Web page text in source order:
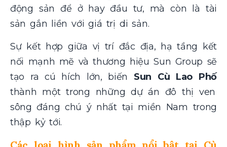
động sản để ở hay đầu tư, mà còn là tài
sản gắn liền với giá trị di sản.
Sự kết hợp giữa vị trí đắc địa, hạ tầng kết
nối mạnh mẽ và thương hiệu Sun Group sẽ
tạo ra cú hích lớn, biến Sun Cù Lao Phố
thành một trong những dự án đô thị ven
sông đáng chú ý nhất tại miền Nam trong
thập kỷ tới.